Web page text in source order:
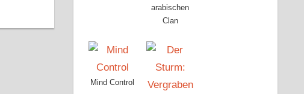
arabischen
Clan
Mind Control